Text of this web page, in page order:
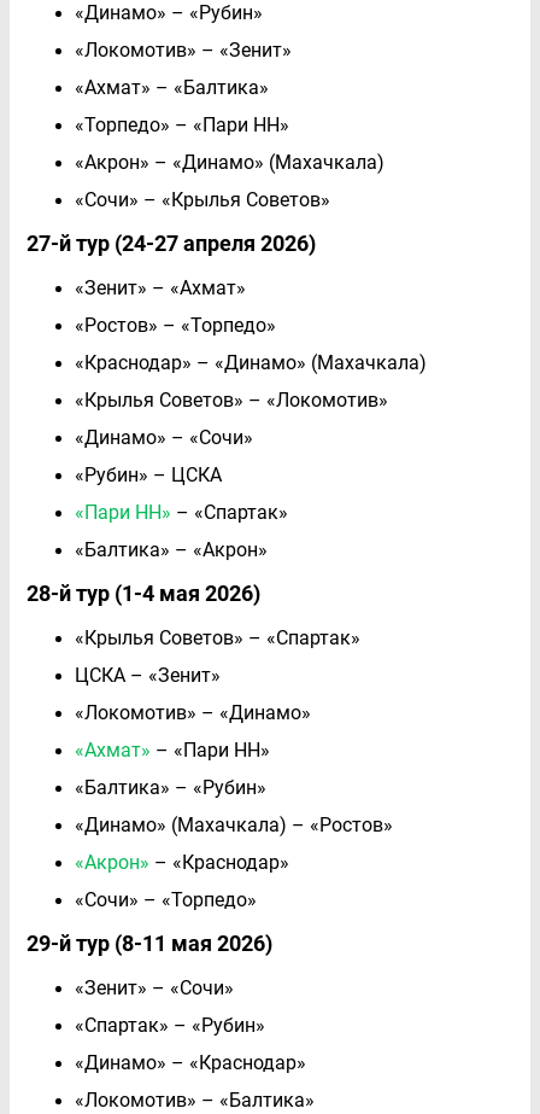
«Динамо» – «Рубин»
«Локомотив» – «Зенит»
«Ахмат» – «Балтика»
«Торпедо» – «Пари НН»
«Акрон» – «Динамо» (Махачкала)
«Сочи» – «Крылья Советов»
27-й тур (24-27 апреля 2026)
«Зенит» – «Ахмат»
«Ростов» – «Торпедо»
«Краснодар» – «Динамо» (Махачкала)
«Крылья Советов» – «Локомотив»
«Динамо» – «Сочи»
«Рубин» – ЦСКА
«Пари НН» – «Спартак»
«Балтика» – «Акрон»
28-й тур (1-4 мая 2026)
«Крылья Советов» – «Спартак»
ЦСКА – «Зенит»
«Локомотив» – «Динамо»
«Ахмат» – «Пари НН»
«Балтика» – «Рубин»
«Динамо» (Махачкала) – «Ростов»
«Акрон» – «Краснодар»
«Сочи» – «Торпедо»
29-й тур (8-11 мая 2026)
«Зенит» – «Сочи»
«Спартак» – «Рубин»
«Динамо» – «Краснодар»
«Локомотив» – «Балтика»